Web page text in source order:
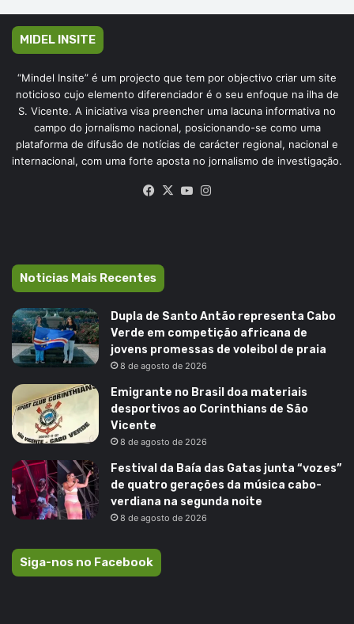
MIDEL INSITE
“Mindel Insite” é um projecto que tem por objectivo criar um site
noticioso cujo elemento diferenciador é o seu enfoque na ilha de
S. Vicente. A iniciativa visa preencher uma lacuna informativa no
campo do jornalismo nacional, posicionando-se como uma
plataforma de difusão de notícias de carácter regional, nacional e
internacional, com uma forte aposta no jornalismo de investigação.
Facebook
X YouTube
Noticias Mais Recentes
Dupla de Santo Antão representa Cabo
Verde em competição africana de
jovens promessas de voleibol de praia
8 de agosto de 2026
Emigrante no Brasil doa materiais
desportivos ao Corinthians de São
Vicente
8 de agosto de 2026
Festival da Baía das Gatas junta “vozes”
de quatro gerações da música cabo-
verdiana na segunda noite
8 de agosto de 2026
Siga-nos no Facebook